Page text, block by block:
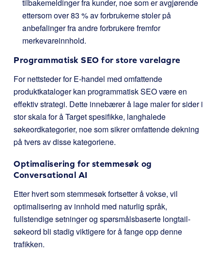
tilbakemeldinger fra kunder, noe som er avgjørende
ettersom over 83 % av forbrukerne stoler på
anbefalinger fra andre forbrukere fremfor
merkevareinnhold.
Programmatisk SEO for store varelagre
For nettsteder for E-handel med omfattende
produktkataloger kan programmatisk SEO være en
effektiv strategi. Dette innebærer å lage maler for sider i
stor skala for å Target spesifikke, langhalede
søkeordkategorier, noe som sikrer omfattende dekning
på tvers av disse kategoriene.
Optimalisering for stemmesøk og
Conversational AI
Etter hvert som stemmesøk fortsetter å vokse, vil
optimalisering av innhold med naturlig språk,
fullstendige setninger og spørsmålsbaserte longtail-
søkeord bli stadig viktigere for å fange opp denne
trafikken.